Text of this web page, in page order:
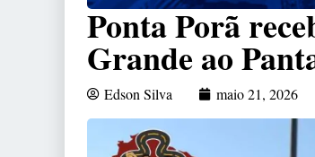
Ponta Porã
Grande ao
Edson Silva maio 21, 2026